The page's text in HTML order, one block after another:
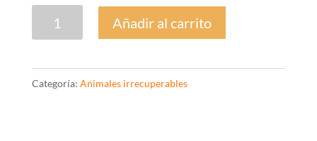
Aínsa.
Águila
14/0029
Añadir al carrito
Categoría: Animales irrecuperables